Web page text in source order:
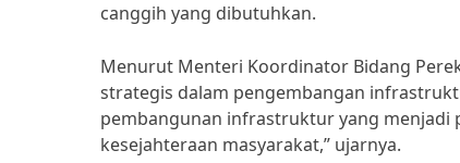
canggih yang dibutuhkan.
Menurut Menteri Koordinator Bidang
strategis dalam pengembangan
pembangunan infrastruktur yang menjadi
kesejahteraan masyarakat,” ujarnya.